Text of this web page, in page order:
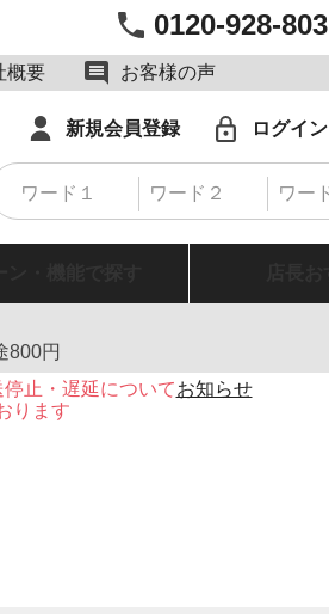
0120-928-803
概要 お客様の声
新規会員登録 ログイン
800円
止・遅延についてお知らせ
ります